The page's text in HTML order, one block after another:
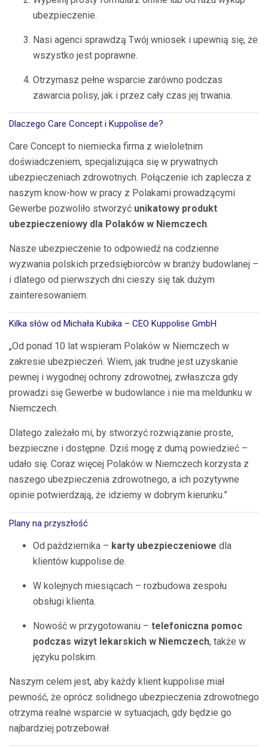
ubezpieczenie.
Nasi agenci sprawdzą Twój wniosek i upewnią się, że
wszystko jest poprawne.
Otrzymasz pełne wsparcie zarówno podczas
zawarcia polisy, jak i przez cały czas jej trwania.
Dlaczego Care Concept i Kuppolise.de?
Care Concept to niemiecka firma z wieloletnim
doświadczeniem, specjalizująca się w prywatnych
ubezpieczeniach zdrowotnych. Połączenie ich zaplecza z
naszym know-how w pracy z Polakami prowadzącymi
Gewerbe pozwoliło stworzyć unikatowy produkt
ubezpieczeniowy dla Polaków w Niemczech.
Nasze ubezpieczenie to odpowiedź na codzienne
wyzwania polskich przedsiębiorców w branży budowlanej –
i dlatego od pierwszych dni cieszy się tak dużym
zainteresowaniem.
Kilka słów od Michała Kubika – CEO Kuppolise GmbH
„Od ponad 10 lat wspieram Polaków w Niemczech w
zakresie ubezpieczeń. Wiem, jak trudne jest uzyskanie
pewnej i wygodnej ochrony zdrowotnej, zwłaszcza gdy
prowadzi się Gewerbe w budowlance i nie ma meldunku w
Niemczech.
Dlatego zależało mi, by stworzyć rozwiązanie proste,
bezpieczne i dostępne. Dziś mogę z dumą powiedzieć –
udało się. Coraz więcej Polaków w Niemczech korzysta z
naszego ubezpieczenia zdrowotnego, a ich pozytywne
opinie potwierdzają, że idziemy w dobrym kierunku.”
Plany na przyszłość
Od października – karty ubezpieczeniowe dla
klientów kuppolise.de.
W kolejnych miesiącach – rozbudowa zespołu
obsługi klienta.
Nowość w przygotowaniu – telefoniczna pomoc
podczas wizyt lekarskich w Niemczech, także w
języku polskim.
Naszym celem jest, aby każdy klient kuppolise miał
pewność, że oprócz solidnego ubezpieczenia zdrowotnego
otrzyma realne wsparcie w sytuacjach, gdy będzie go
najbardziej potrzebował.